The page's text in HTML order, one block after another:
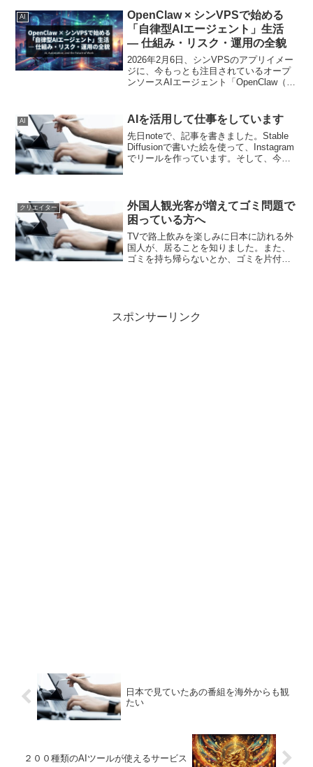
タルアートの創造に革命をもたらして...
AI
OpenClaw × シンVPSで始める
「自律型AIエージェント」生活
— 仕組み・リスク・運用の全貌
2026年2月6日、シンVPSのアプリイメー
ジに、今もっとも注目されているオープ
ンソースAIエージェント「OpenClaw（オ
体験が、このツールによって「AIにPC
操...
AI AIを活用して仕事をしています
先日noteで、記事を書きました。Stable
Diffusionで書いた絵を使って、Instagram
でリールを作っています。そして、今回
クリエイター
外国人観光客が増えてゴミ問題で
困っている方へ
TVで路上飲みを楽しみに日本に訪れる外
国人が、居ることを知りました。また、
ゴミを持ち帰らないとか、ゴミを片付け
スポンサーリンク
日本で見ていたあの番組を海外からも観
たい
２００種類のAIツールが使えるサービス